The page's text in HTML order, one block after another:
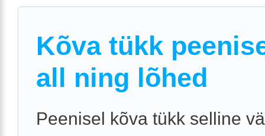
Kõva tükk
all ning lõhed
Peenisel kõva tükk selline